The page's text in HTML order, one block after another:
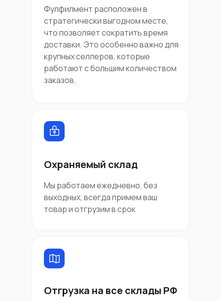
Фулфилмент расположен в
стратегически выгодном месте,
что позволяет сократить время
доставки. Это особенно важно для
крупных селлеров, которые
работают с большим количеством
заказов.
Охраняемый склад
Мы работаем ежедневно, без
выходных, всегда примем ваш
товар и отгрузим в срок
Отгрузка на все склады РФ